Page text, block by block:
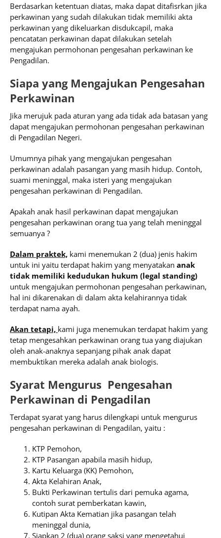
Berdasarkan ketentuan diatas, maka dapat ditafisrkan jika
perkawinan yang sudah dilakukan tidak memiliki akta
perkawinan yang dikeluarkan disdukcapil, maka
pencatatan perkawinan dapat dilakukan setelah
mengajukan permohonan pengesahan perkawinan ke
Pengadilan.
Siapa yang Mengajukan Pengesahan
Perkawinan
Jika merujuk pada aturan yang ada tidak ada batasan yang
dapat mengajukan permohonan pengesahan perkawinan
di Pengadilan Negeri.
Umumnya pihak yang mengajukan pengesahan
perkawinan adalah pasangan yang masih hidup. Contoh,
suami meninggal, maka isteri yang mengajukan
pengesahan perkawinan di Pengadilan.
Apakah anak hasil perkawinan dapat mengajukan
pengesahan perkawinan orang tua yang telah meninggal
semuanya ?
Dalam praktek, kami menemukan 2 (dua) jenis hakim
untuk ini yaitu terdapat hakim yang menyatakan anak
tidak memiliki kedudukan hukum (legal standing)
untuk mengajukan permohonan pengesahan perkawinan,
hal ini dikarenakan di dalam akta kelahirannya tidak
terdapat nama ayah.
Akan tetapi, kami juga menemukan terdapat hakim yang
tetap mengesahkan perkawinan orang tua yang diajukan
oleh anak-anaknya sepanjang pihak anak dapat
membuktikan mereka adalah anak biologis.
Syarat Mengurus Pengesahan
Perkawinan di Pengadilan
Terdapat syarat yang harus dilengkapi untuk mengurus
pengesahan perkawinan di Pengadilan, yaitu :
KTP Pemohon,
KTP Pasangan apabila masih hidup,
Kartu Keluarga (KK) Pemohon,
Akta Kelahiran Anak,
Bukti Perkawinan tertulis dari pemuka agama,
contoh surat pemberkatan kawin,
Kutipan Akta Kematian jika pasangan telah
meninggal dunia,
Siapkan 2 (dua) orang saksi yang mengetahui